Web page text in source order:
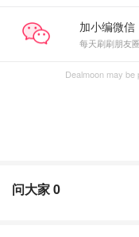
加小编微信
每天刷刷朋友
Dealmoon may be
问大家0